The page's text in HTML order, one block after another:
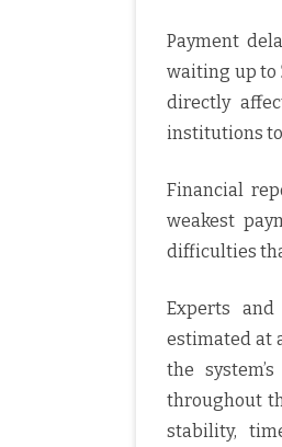
Payment
waiting up to
directly
institutions
Financial
weakest
difficulties
Experts
estimated at
the
throughout
stability,